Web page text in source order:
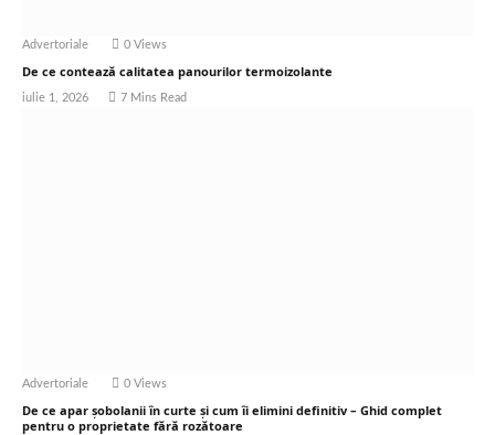
Advertoriale 0 Views
De ce contează calitatea panourilor termoizolante
iulie 1, 2026 7 Mins Read
Advertoriale 0 Views
De ce apar șobolanii în curte și cum îi elimini definitiv – Ghid complet
pentru o proprietate fără rozătoare